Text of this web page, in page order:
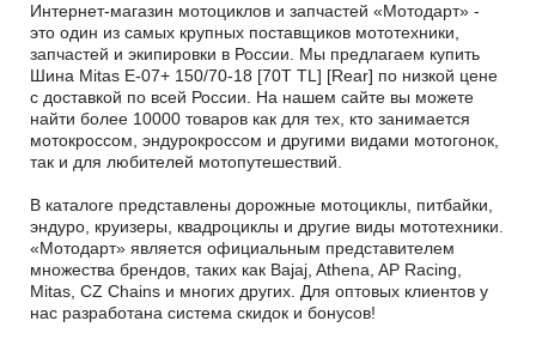
Интернет-магазин мотоциклов и запчастей «Мотодарт» -
это один из самых крупных поставщиков мототехники,
запчастей и экипировки в России. Мы предлагаем купить
Шина Mitas E-07+ 150/70-18 [70T TL] [Rear] по низкой цене
с доставкой по всей России. На нашем сайте вы можете
найти более 10000 товаров как для тех, кто занимается
мотокроссом, эндурокроссом и другими видами мотогонок,
так и для любителей мотопутешествий.
В каталоге представлены дорожные мотоциклы, питбайки,
эндуро, круизеры, квадроциклы и другие виды мототехники.
«Мотодарт» является официальным представителем
множества брендов, таких как Bajaj, Athena, AP Racing,
Mitas, CZ Chains и многих других. Для оптовых клиентов у
нас разработана система скидок и бонусов!